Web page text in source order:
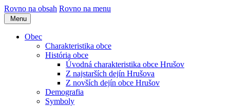
Rovno na obsah Rovno na menu
Menu
Obec
Charakteristika obce
História obce
Úvodná charakteristika obce Hrušov
Z najstarších dejín Hrušova
Z novších dejín obce Hrušov
Demografia
Symboly